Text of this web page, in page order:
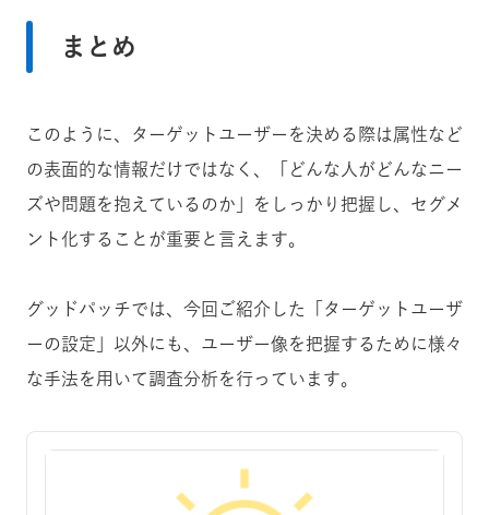
まとめ
このように、ターゲットユーザーを決める際は属性など
の表面的な情報だけではなく、「どんな人がどんなニー
ズや問題を抱えているのか」をしっかり把握し、セグメ
ント化することが重要と言えます。
グッドパッチでは、今回ご紹介した「ターゲットユーザ
ーの設定」以外にも、ユーザー像を把握するために様々
な手法を用いて調査分析を行っています。